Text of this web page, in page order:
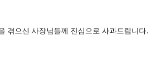
겪으신 사장님들께 진심으로 사과드립니다.